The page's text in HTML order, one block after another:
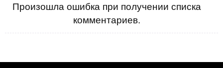
Произошла ошибка при получении списка
комментариев.